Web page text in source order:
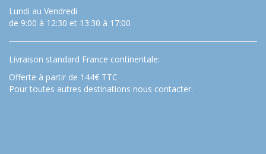
Lundi au Vendredi
de 9:00 à 12:30 et 13:30 à 17:00
Livraison standard France continentale:
Offerte à partir de 144€ TTC
Pour toutes autres destinations nous contacter.
…